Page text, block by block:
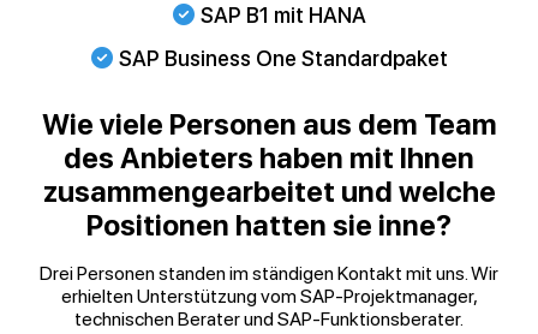
SAP B1 mit HANA
SAP Business One Standardpaket
Wie viele Personen aus dem Team
des Anbieters haben mit Ihnen
zusammengearbeitet und welche
Positionen hatten sie inne?
Drei Personen standen im ständigen Kontakt mit uns. Wir
erhielten Unterstützung vom SAP-Projektmanager,
technischen Berater und SAP-Funktionsberater.